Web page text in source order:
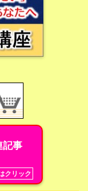
事
クリック